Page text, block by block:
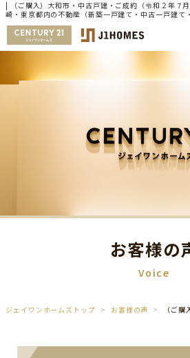
| （ご購入）大和市・中古戸建・ご成約（令和２年
崎・東京都内の不動産（新築一戸建て・中古一戸建て
ュリー21ジェイワンホームズ
お客様の
Voice
ジェイワンホームズトップ お客様の声